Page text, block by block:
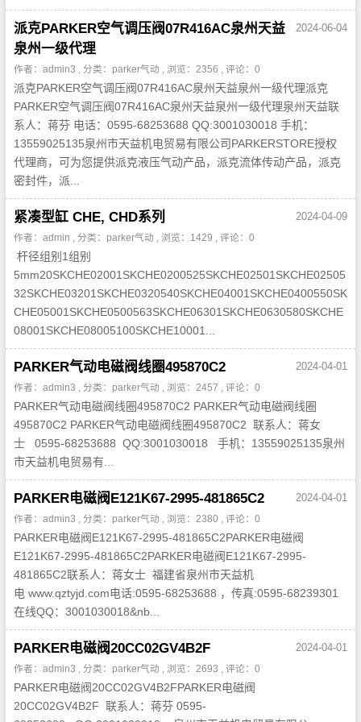
2024-06-04
派克PARKER空气调压阀07R416AC泉州天益
泉州一级代理
作者：admin3 , 分类： parker气动 , 浏览：2356 , 评论：0
派克PARKER空气调压阀07R416AC泉州天益泉州一级代理派克
PARKER空气调压阀07R416AC泉州天益泉州一级代理泉州天益联
系人：蒋芬 电话：0595-68253688 QQ:3001030018 手机：
13559025135泉州市天益机电贸易有限公司PARKERSTORE授权
代理商，可为您提供派克液压气动产品，派克流体传动产品，派克
密封件，派...
2024-04-09
紧凑型缸 CHE, CHD系列
作者：admin , 分类： parker气动 , 浏览：1429 , 评论：0
杆径组别1组别
5mm20SKCHE02001SKCHE0200525SKCHE02501SKCHE02505
32SKCHE03201SKCHE0320540SKCHE04001SKCHE0400550SK
CHE05001SKCHE0500563SKCHE06301SKCHE0630580SKCHE
08001SKCHE08005100SKCHE10001...
2024-04-01
PARKER气动电磁阀线圈495870C2
作者：admin3 , 分类： parker气动 , 浏览：2457 , 评论：0
PARKER气动电磁阀线圈495870C2 PARKER气动电磁阀线圈
495870C2 PARKER气动电磁阀线圈495870C2 联系人：蒋女
士 0595-68253688 QQ:3001030018 手机：13559025135泉州
市天益机电贸易有...
2024-04-01
PARKER电磁阀E121K67-2995-481865C2
作者：admin3 , 分类： parker气动 , 浏览：2380 , 评论：0
PARKER电磁阀E121K67-2995-481865C2PARKER电磁阀
E121K67-2995-481865C2PARKER电磁阀E121K67-2995-
481865C2联系人：蒋女士 福建省泉州市天益机
电 www.qztyjd.com电话:0595-68253688 ，传真:0595-68239301
在线QQ：3001030018&nb...
2024-04-01
PARKER电磁阀20CC02GV4B2F
作者：admin3 , 分类： parker气动 , 浏览：2693 , 评论：0
PARKER电磁阀20CC02GV4B2FPARKER电磁阀
20CC02GV4B2F 联系人：蒋芬 0595-